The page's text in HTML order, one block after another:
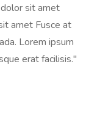
sit amet
amet Fusce at
Lorem ipsum
erat facilisis."